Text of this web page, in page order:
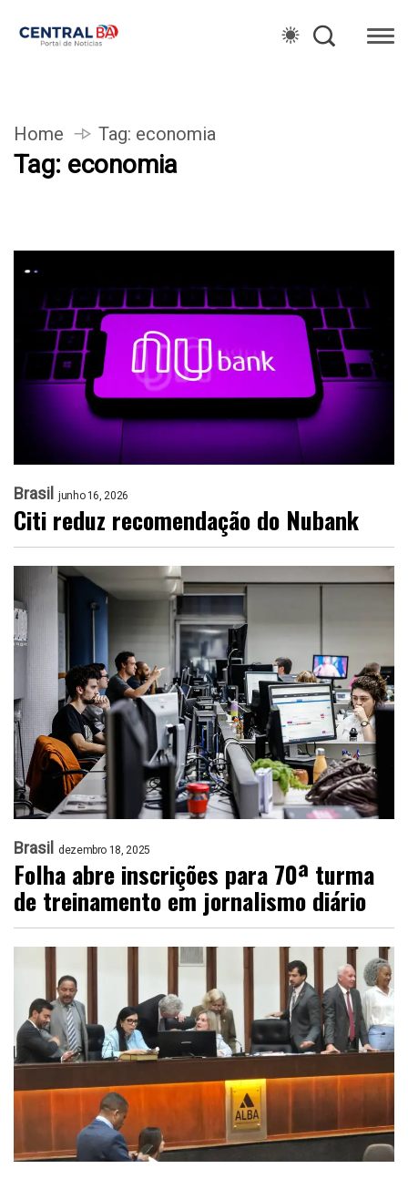
Home Tag: economia
Tag: economia
Brasil junho 16, 2026
Citi reduz recomendação do Nubank
Brasil dezembro 18, 2025
Folha abre inscrições para 70ª turma
de treinamento em jornalismo diário